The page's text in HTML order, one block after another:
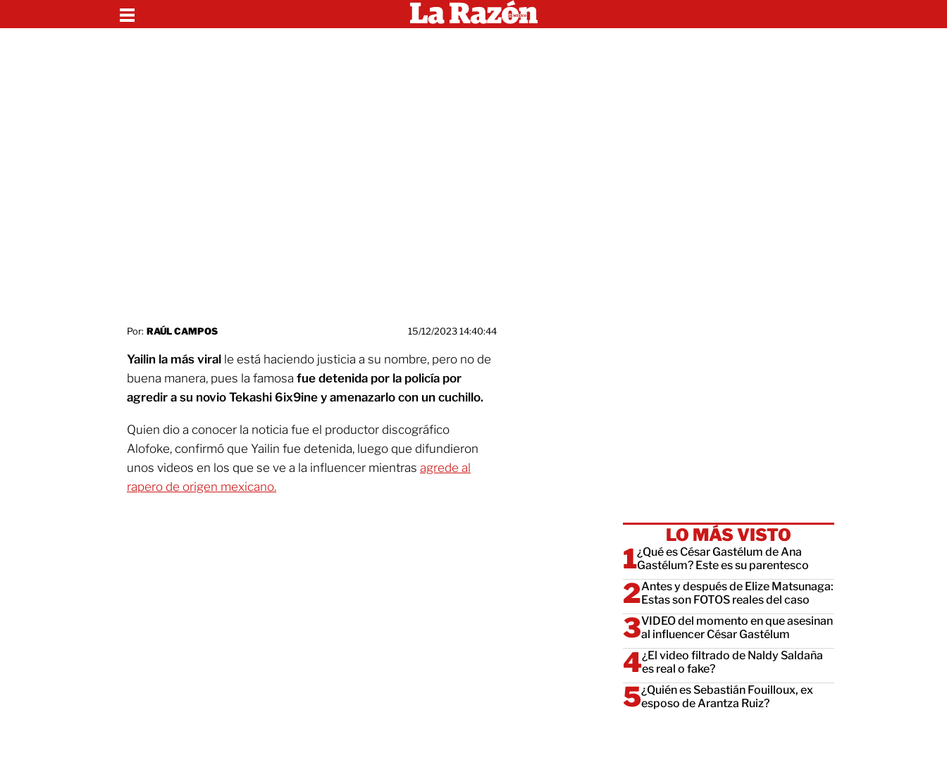
Por: RAÚL CAMPOS 15/12/2023 14:40:44
Yailin la más viral le está haciendo justicia a su nombre, pero no de
buena manera, pues la famosa fue detenida por la policía por
agredir a su novio Tekashi 6ix9ine y amenazarlo con un cuchillo.
Quien dio a conocer la noticia fue el productor discográfico
Alofoke, confirmó que Yailin fue detenida, luego que difundieron
unos videos en los que se ve a la influencer mientras agrede al
rapero de origen mexicano.
LO MÁS VISTO
¿Qué es César Gastélum de Ana
Gastélum? Este es su parentesco
Antes y después de Elize Matsunaga:
Estas son FOTOS reales del caso
VIDEO del momento en que asesinan
al influencer César Gastélum
¿El video filtrado de Naldy Saldaña
es real o fake?
¿Quién es Sebastián Fouilloux, ex
esposo de Arantza Ruiz?